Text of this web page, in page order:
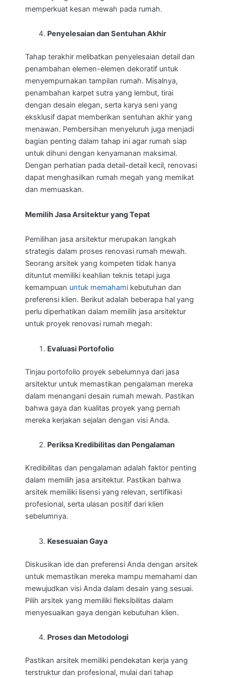
memperkuat kesan mewah pada rumah.
Penyelesaian dan Sentuhan Akhir
Tahap terakhir melibatkan penyelesaian detail dan
penambahan elemen-elemen dekoratif untuk
menyempurnakan tampilan rumah. Misalnya,
penambahan karpet sutra yang lembut, tirai
dengan desain elegan, serta karya seni yang
eksklusif dapat memberikan sentuhan akhir yang
menawan. Pembersihan menyeluruh juga menjadi
bagian penting dalam tahap ini agar rumah siap
untuk dihuni dengan kenyamanan maksimal.
Dengan perhatian pada detail-detail kecil, renovasi
dapat menghasilkan rumah megah yang memikat
dan memuaskan.
Memilih Jasa Arsitektur yang Tepat
Pemilihan jasa arsitektur merupakan langkah
strategis dalam proses renovasi rumah mewah.
Seorang arsitek yang kompeten tidak hanya
dituntut memiliki keahlian teknis tetapi juga
kemampuan untuk memahami kebutuhan dan
preferensi klien. Berikut adalah beberapa hal yang
perlu diperhatikan dalam memilih jasa arsitektur
untuk proyek renovasi rumah megah:
Evaluasi Portofolio
Tinjau portofolio proyek sebelumnya dari jasa
arsitektur untuk memastikan pengalaman mereka
dalam menangani desain rumah mewah. Pastikan
bahwa gaya dan kualitas proyek yang pernah
mereka kerjakan sejalan dengan visi Anda.
Periksa Kredibilitas dan Pengalaman
Kredibilitas dan pengalaman adalah faktor penting
dalam memilih jasa arsitektur. Pastikan bahwa
arsitek memiliki lisensi yang relevan, sertifikasi
profesional, serta ulasan positif dari klien
sebelumnya.
Kesesuaian Gaya
Diskusikan ide dan preferensi Anda dengan arsitek
untuk memastikan mereka mampu memahami dan
mewujudkan visi Anda dalam desain yang sesuai.
Pilih arsitek yang memiliki fleksibilitas dalam
menyesuaikan gaya dengan kebutuhan klien.
Proses dan Metodologi
Pastikan arsitek memiliki pendekatan kerja yang
terstruktur dan profesional, mulai dari tahap